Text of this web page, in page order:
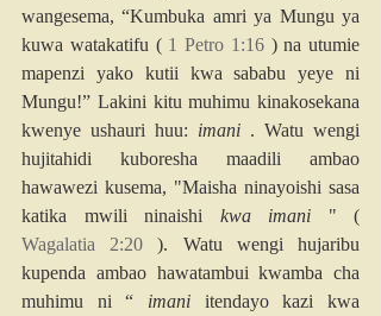
wangesema, “Kumbuka amri ya Mungu ya
kuwa watakatifu ( 1 Petro 1:16 ) na utumie
mapenzi yako kutii kwa sababu yeye ni
Mungu!” Lakini kitu muhimu kinakosekana
kwenye ushauri huu: imani . Watu wengi
hujitahidi kuboresha maadili ambao
hawawezi kusema, "Maisha ninayoishi sasa
katika mwili ninaishi kwa imani
Wagalatia 2:20 ). Watu wengi hujaribu
kupenda ambao hawatambui kwamba cha
muhimu ni “ imani itendayo kazi kwa